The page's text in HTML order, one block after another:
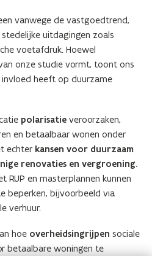
vanwege de vastgoedtrend,
uitdagingen zoals
voetafdruk. Hoewel
onze studie vormt, toont ons
heeft op duurzame
polarisatie veroorzaken,
en betaalbaar wonen onder
echter kansen voor duurzaam
renovaties en vergroening.
RUP en masterplannen kunnen
beperken, bijvoorbeeld via
verhuur.
hoe overheidsingrijpen sociale
betaalbare woningen te